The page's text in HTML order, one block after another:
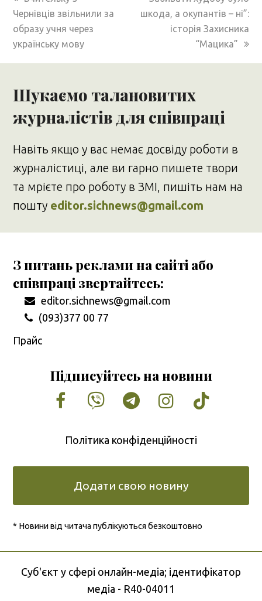
post:
Чернівців звільнили за
образу учня через
українську мову
post:
шкода, а окупантів – ні”:
історія Захисника
“Мацика”
Шукаємо талановитих
журналістів для співпраці
Навіть якщо у вас немає досвіду роботи в
журналістиці, але ви гарно пишете твори
та мрієте про роботу в ЗМІ, пишіть нам на
пошту editor.sichnews@gmail.com
З питань реклами на сайті або
співпраці звертайтесь:
editor.sichnews@gmail.com
(093)377 00 77
Прайс
Підписуйтесь на новини
Facebook
VimeoTumblrInstagram
Tiktok
Політика конфіденційності
Додати свою новину
* Новини від читача публікуються безкоштовно
Cуб'єкт у сфері онлайн-медіа; ідентифікатор
медіа - R40-04011